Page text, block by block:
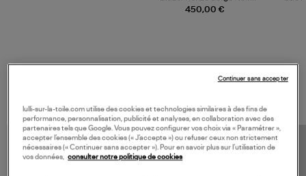
450,00 €
Doublure Léopard
lulli-sur-la-toile.com utilise des cookies et technologies similaires à des fins de
performance, personnalisation, publicité et analyses, en collaboration avec des
partenaires tels que Google. Vous pouvez configurer vos choix via « Paramétrer »,
accepter l’ensemble des cookies (« J’accepte ») ou refuser ceux non strictement
nécessaires (« Continuer sans accepter »). Pour en savoir plus sur l’utilisation de
vos données,
consulter notre politique de cookies
Continuer sans accepter